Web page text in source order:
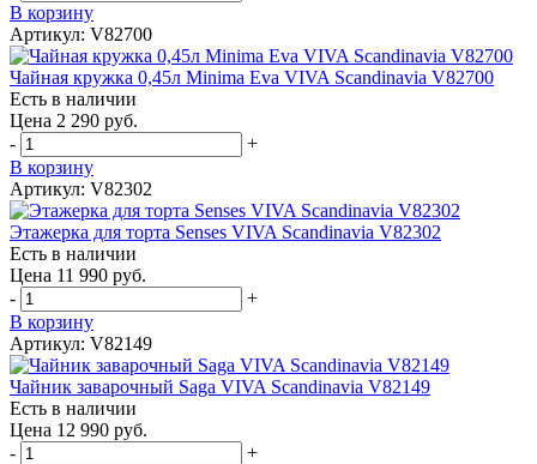
В корзину
Артикул: V82700
Чайная кружка 0,45л Minima Eva VIVA Scandinavia V82700
Есть в наличии
Цена 2 290 руб.
-
+
В корзину
Артикул: V82302
Этажерка для торта Senses VIVA Scandinavia V82302
Есть в наличии
Цена 11 990 руб.
-
+
В корзину
Артикул: V82149
Чайник заварочный Saga VIVA Scandinavia V82149
Есть в наличии
Цена 12 990 руб.
-
+